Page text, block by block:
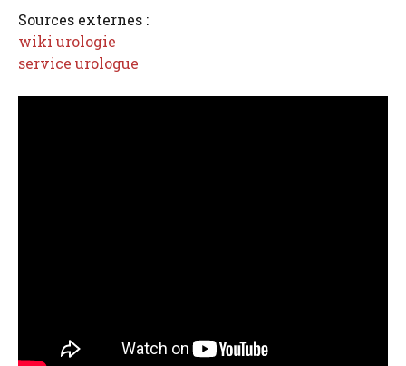
Sources externes :
wiki urologie
service urologue